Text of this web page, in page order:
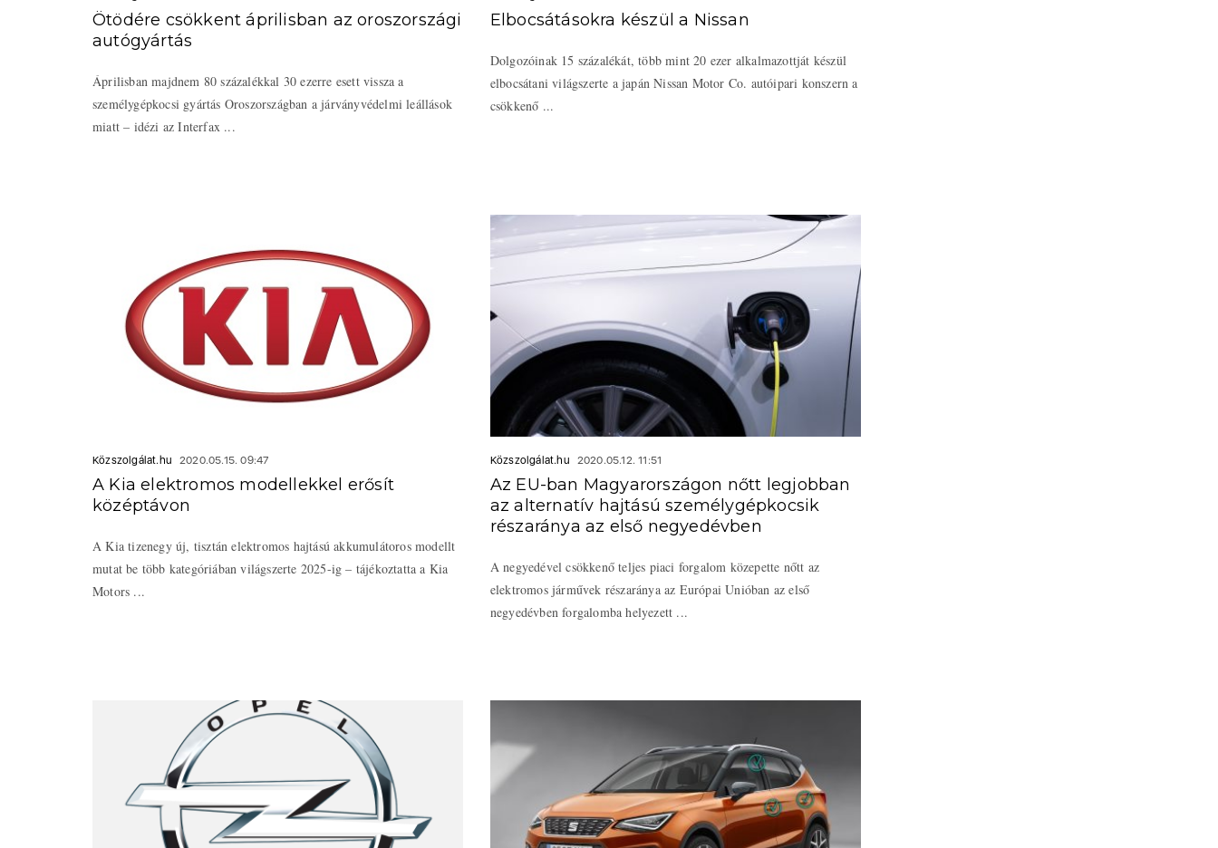
Ötödére csökkent áprilisban az oroszországi
autógyártás
Áprilisban majdnem 80 százalékkal 30 ezerre esett vissza a
személygépkocsi gyártás Oroszországban a járványvédelmi leállások
miatt – idézi az Interfax ...
Elbocsátásokra készül a Nissan
Dolgozóinak 15 százalékát, több mint 20 ezer alkalmazottját készül
elbocsátani világszerte a japán Nissan Motor Co. autóipari konszern a
csökkenő ...
Közszolgálat.hu 2020.05.15. 09:47
A Kia elektromos modellekkel erősít
középtávon
A Kia tizenegy új, tisztán elektromos hajtású akkumulátoros modellt
mutat be több kategóriában világszerte 2025-ig – tájékoztatta a Kia
Motors ...
Közszolgálat.hu 2020.05.12. 11:51
Az EU-ban Magyarországon nőtt legjobban
az alternatív hajtású személygépkocsik
részaránya az első negyedévben
A negyedével csökkenő teljes piaci forgalom közepette nőtt az
elektromos járművek részaránya az Európai Unióban az első
negyedévben forgalomba helyezett ...